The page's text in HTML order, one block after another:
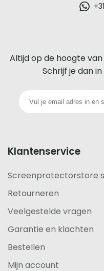
voor
iedere
telefoon
Altijd op de hoogte
Schrijf je dan
Klantenservice
Screenprotectorstore
Retourneren
Veelgestelde vragen
Garantie en klachten
Bestellen
Mijn account